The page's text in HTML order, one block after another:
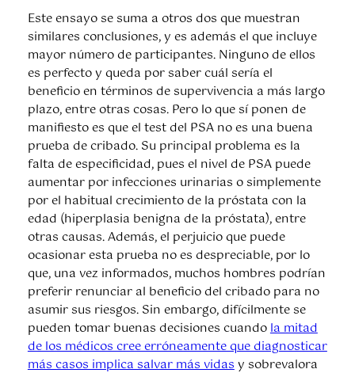
Este ensayo se suma a otros dos que muestran
similares conclusiones, y es además el que incluye
mayor número de participantes. Ninguno de ellos
es perfecto y queda por saber cuál sería el
beneficio en términos de supervivencia a más largo
plazo, entre otras cosas. Pero lo que sí ponen de
manifiesto es que el test del PSA no es una buena
prueba de cribado. Su principal problema es la
falta de especificidad, pues el nivel de PSA puede
aumentar por infecciones urinarias o simplemente
por el habitual crecimiento de la próstata con la
edad (hiperplasia benigna de la próstata), entre
otras causas. Además, el perjuicio que puede
ocasionar esta prueba no es despreciable, por lo
que, una vez informados, muchos hombres podrían
preferir renunciar al beneficio del cribado para no
asumir sus riesgos. Sin embargo, difícilmente se
pueden tomar buenas decisiones cuandola mitad
de los médicos cree erróneamente que diagnosticar
más casos implica salvar más vidasy sobrevalora